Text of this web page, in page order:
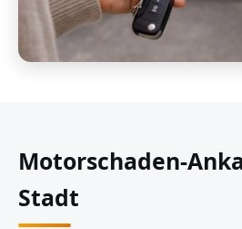
Motorschaden-
Stadt